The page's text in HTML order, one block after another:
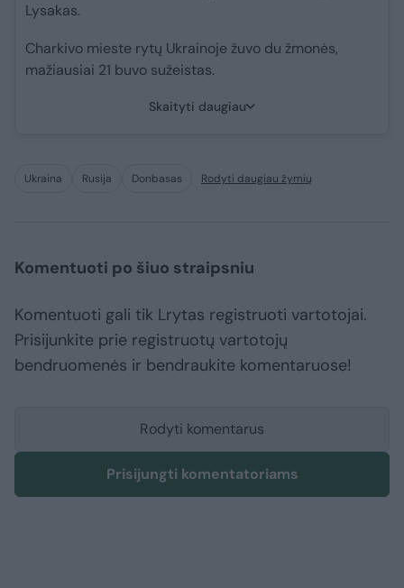
Lysakas.
Charkivo mieste rytų Ukrainoje žuvo du žmonės,
mažiausiai 21 buvo sužeistas.
Skaityti daugiau
Ukraina Rusija Donbasas Rodyti daugiau žymių
Komentuoti po šiuo straipsniu
Komentuoti gali tik Lrytas registruoti vartotojai.
Prisijunkite prie registruotų vartotojų
bendruomenės ir bendraukite komentaruose!
Rodyti komentarus
Prisijungti komentatoriams